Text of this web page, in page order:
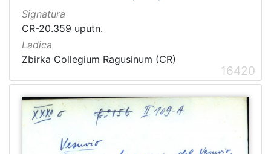
Signatura
CR-20.359 uputn.
Ladica
Zbirka Collegium Ragusinum (CR)
16420